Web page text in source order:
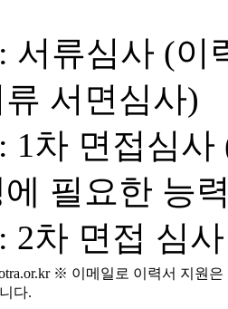
서류심사 (이
서면심사)
1차 면접심
필요한 능
2차 면접 심
※ 이메일로 이력서 지원은
다.